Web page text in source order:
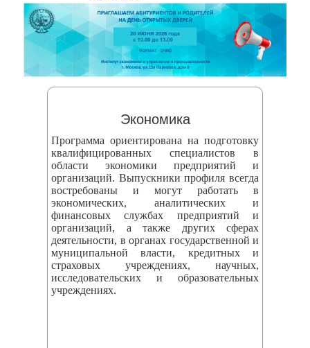
Экономика
Программа ориентирована на подготовку
квалифицированных специалистов в
области экономики предприятий и
организаций. Выпускники профиля всегда
востребованы и могут работать в
экономических, аналитических и
финансовых службах предприятий и
организаций, а также других сферах
деятельности, в органах государственной и
муниципальной власти, кредитных и
страховых учреждениях, научных,
исследовательских и образовательных
учреждениях.